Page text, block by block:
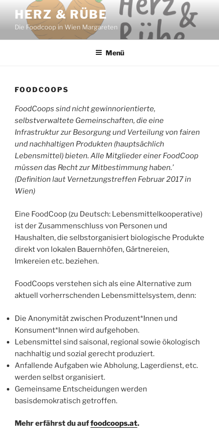
Inhalt
springen
HERZ & RÜBE
Die Foodcoop in Wien Margareten
Menü
FOODCOOPS
FoodCoops sind nicht gewinnorientierte,
selbstverwaltete Gemeinschaften, die eine
Infrastruktur zur Besorgung und Verteilung von fairen
und nachhaltigen Produkten (hauptsächlich
Lebensmittel) bieten. Alle Mitglieder einer FoodCoop
müssen das Recht zur Mitbestimmung haben.’
(Definition laut Vernetzungstreffen Februar 2017 in
Wien)
Eine FoodCoop (zu Deutsch: Lebensmittelkooperative)
ist der Zusammenschluss von Personen und
Haushalten, die selbstorganisiert biologische Produkte
direkt von lokalen Bauernhöfen, Gärtnereien,
Imkereien etc. beziehen.
FoodCoops verstehen sich als eine Alternative zum
aktuell vorherrschenden Lebensmittelsystem, denn:
Die Anonymität zwischen Produzent*Innen und
Konsument*Innen wird aufgehoben.
Lebensmittel sind saisonal, regional sowie ökologisch
nachhaltig und sozial gerecht produziert.
Anfallende Aufgaben wie Abholung, Lagerdienst, etc.
werden selbst organisiert.
Gemeinsame Entscheidungen werden
basisdemokratisch getroffen.
Mehr erfährst du auffoodcoops.at.